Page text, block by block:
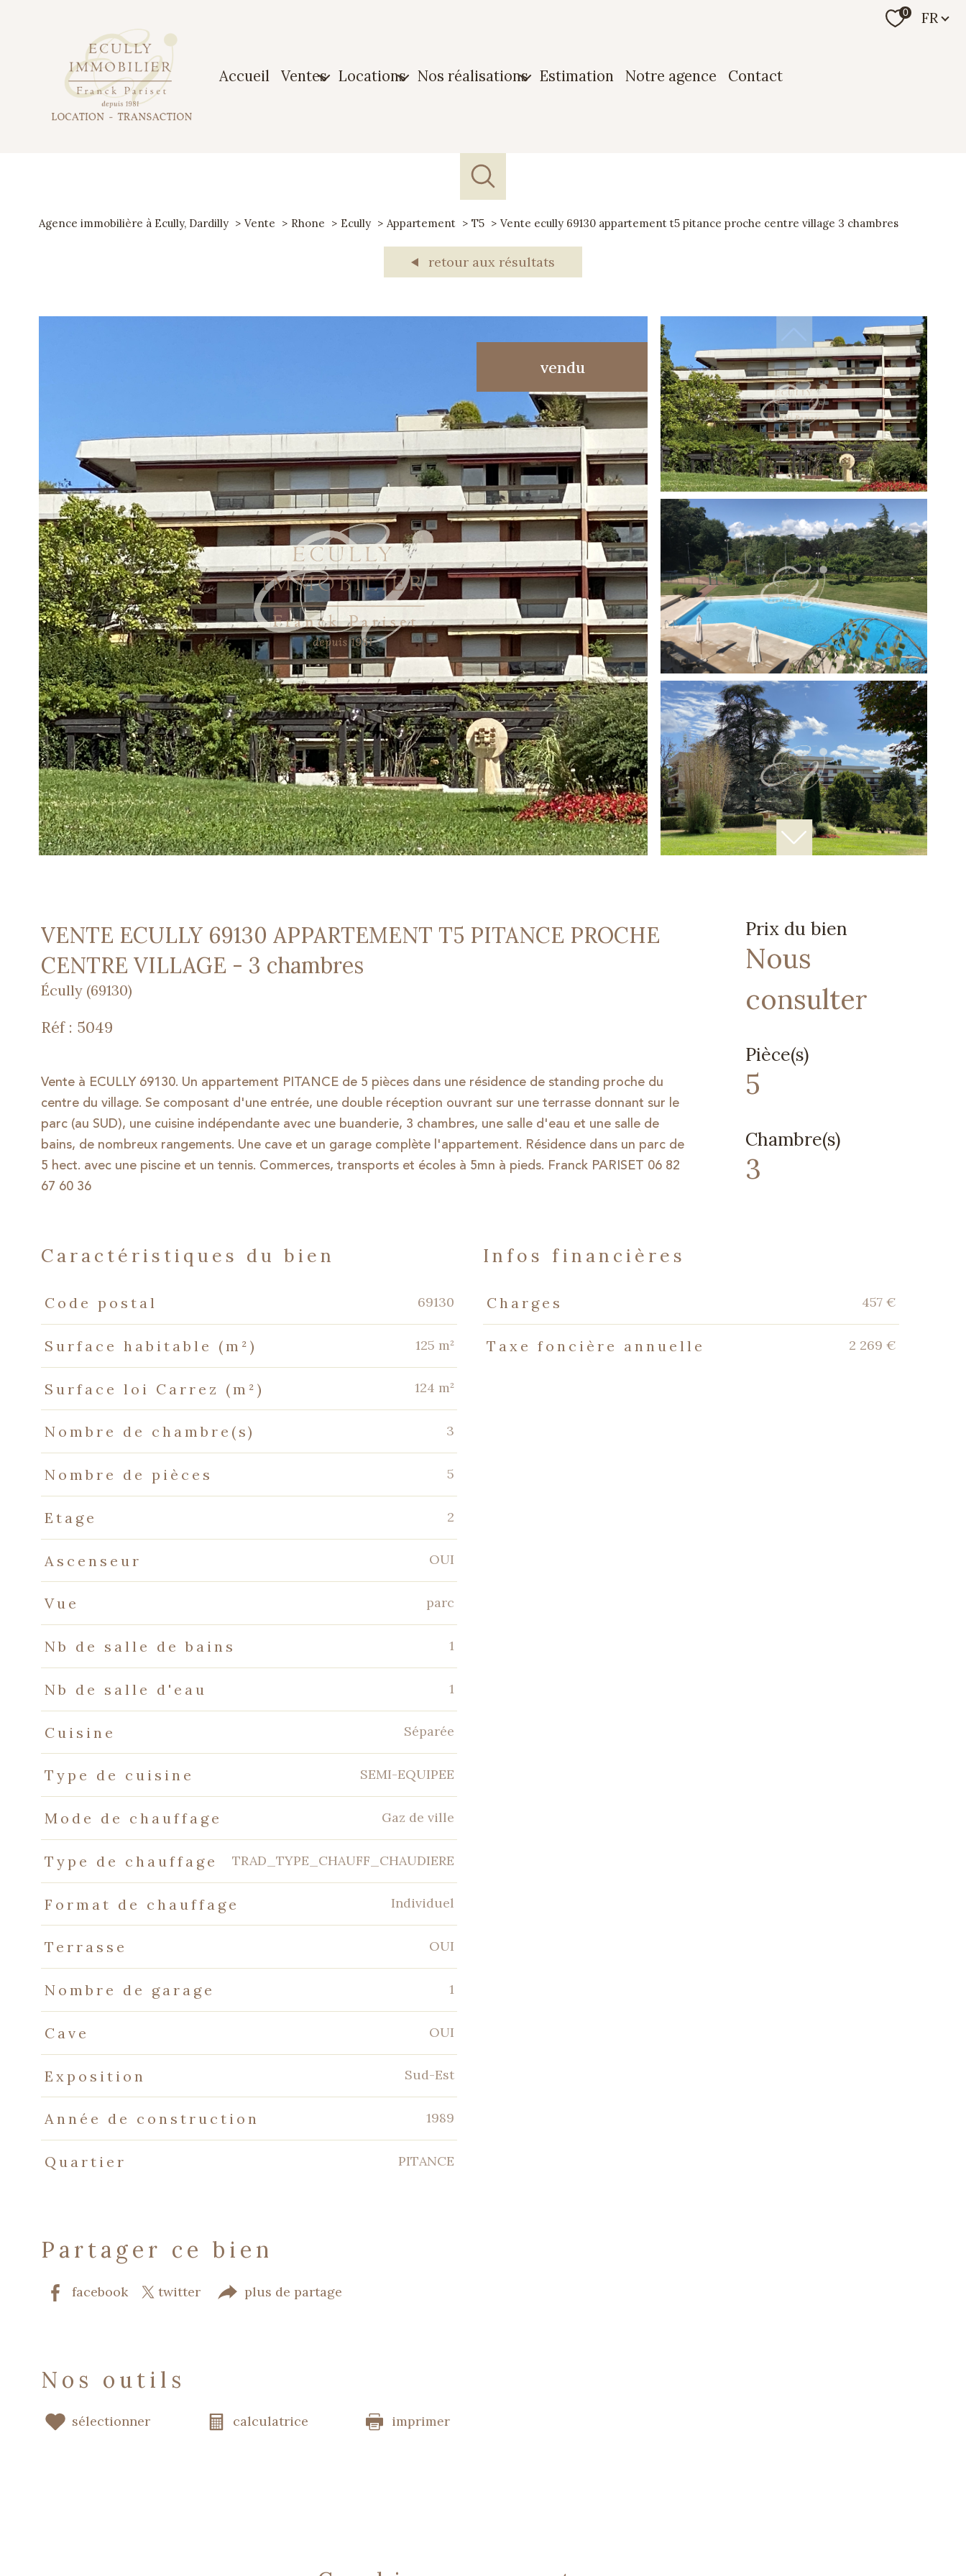
0 Langue
FR
accueil ventes
Garage
locations nos réalisations
Biens loués
estimation notre agence contact
Agence immobilière à Ecully, Dardilly Vente Rhone Ecully Appartement T5 Vente ecully 69130 appartement t5 pitance proche centre village 3 chambres
retour aux résultats
vendu
VENTE ECULLY 69130 APPARTEMENT T5 PITANCE PROCHE
CENTRE VILLAGE - 3 chambres
Écully (69130)
Réf : 5049
Vente à ECULLY 69130. Un appartement PITANCE de 5 pièces dans une résidence de standing proche du
centre du village. Se composant d'une entrée, une double réception ouvrant sur une terrasse donnant sur le
parc (au SUD), une cuisine indépendante avec une buanderie, 3 chambres, une salle d'eau et une salle de
bains, de nombreux rangements. Une cave et un garage complète l'appartement. Résidence dans un parc de
5 hect. avec une piscine et un tennis. Commerces, transports et écoles à 5mn à pieds. Franck PARISET 06 82
67 60 36
Prix du bien
Nous
consulter
Pièce(s)
5
Chambre(s)
3
caractéristiques du bien
Caractéristiques Valeurs
Code postal 69130
Surface habitable (m²) 125 m²
Surface loi Carrez (m²) 124 m²
Nombre de chambre(s) 3
Nombre de pièces 5
Etage 2
Ascenseur OUI
Vue parc
Nb de salle de bains 1
Nb de salle d'eau 1
Cuisine Séparée
Type de cuisine SEMI-EQUIPEE
Mode de chauffage Gaz de ville
Type de chauffage TRAD_TYPE_CHAUFF_CHAUDIERE
Format de chauffage Individuel
Terrasse OUI
Nombre de garage 1
Cave OUI
Exposition Sud-Est
Année de construction 1989
Quartier PITANCE
infos financières
Caractéristiques
Charges 457 €
Taxe foncière annuelle 2 269 €
partager ce bien
facebook twitter plus de partage
nos outils
sélectionner calculatrice imprimer